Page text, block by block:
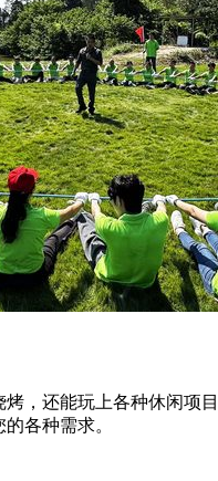
，还能玩上各种休闲
各种需求。